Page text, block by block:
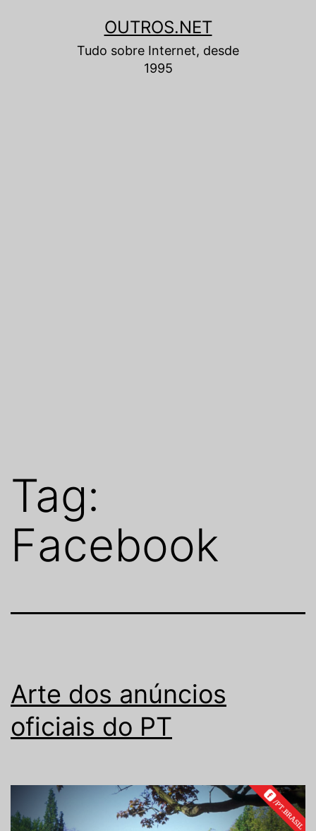
OUTROS.NET
Tudo sobre Internet, desde
1995
Tag:
Facebook
Arte dos anúncios
oficiais do PT